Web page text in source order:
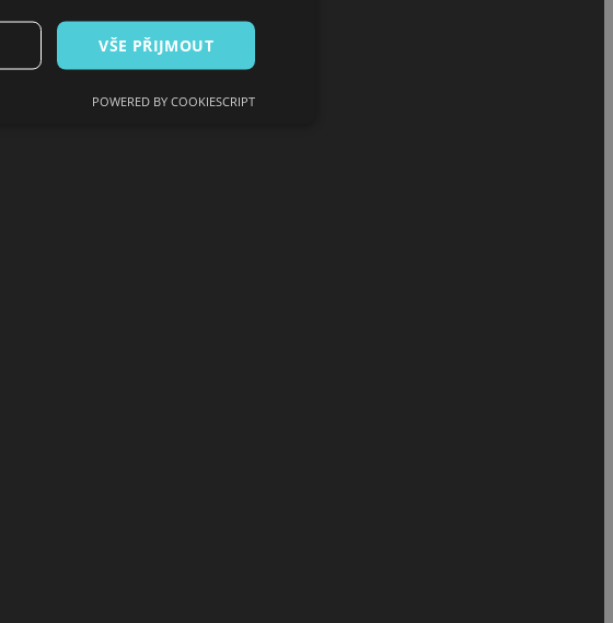
VŠE PŘIJMOUT
POWERED BY COOKIESCRIPT